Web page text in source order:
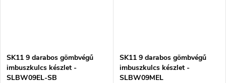
SK11 9 darabos gömbvégű
imbuszkulcs készlet -
SLBW09EL-SB
SK11 9 darabos gömbvégű
imbuszkulcs készlet -
SLBW09MEL